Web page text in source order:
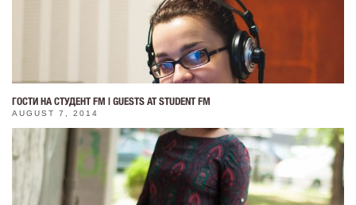
ГОСТИ НА СТУДЕНТ FM | GUESTS AT STUDENT FM
AUGUST 7, 2014